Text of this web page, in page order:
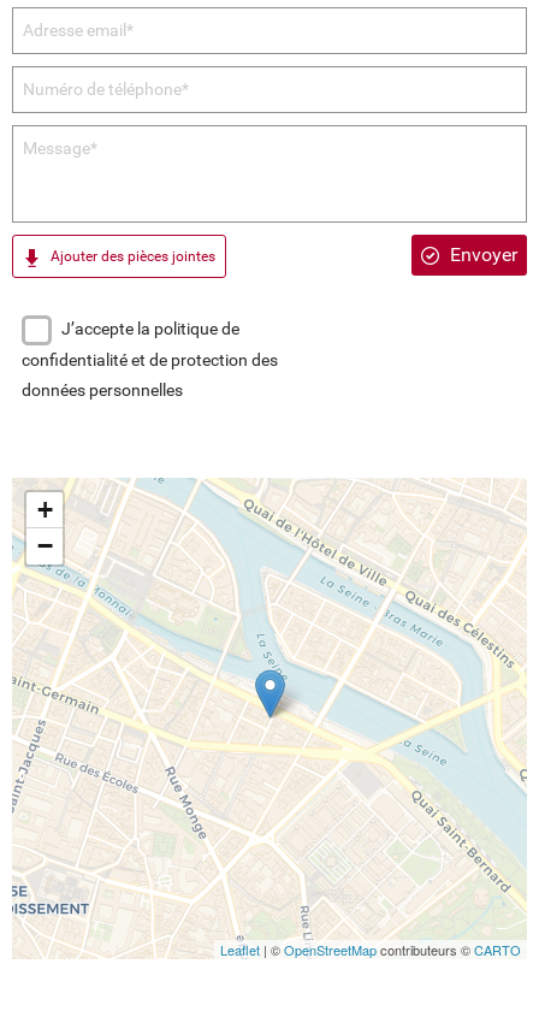
Ajouter des pièces jointes
J’accepte la politique de
confidentialité et de protection des
données personnelles
Envoyer
+
−
Leaflet | ©OpenStreetMapcontributeurs ©CARTO